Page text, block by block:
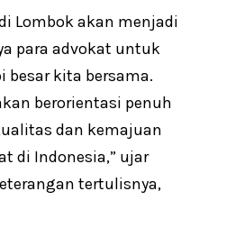
Lombok akan menjadi
para advokat untuk
kita bersama.
berorientasi penuh
dan kemajuan
di Indonesia,” ujar
tertulisnya,